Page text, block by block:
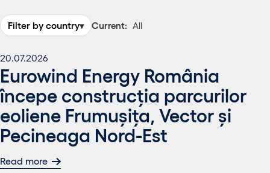
Filter by country▾ Current: All
20.07.2026
Eurowind Energy România
începe construcția parcurilor
eoliene Frumușița, Vector și
Pecineaga Nord-Est
Read more